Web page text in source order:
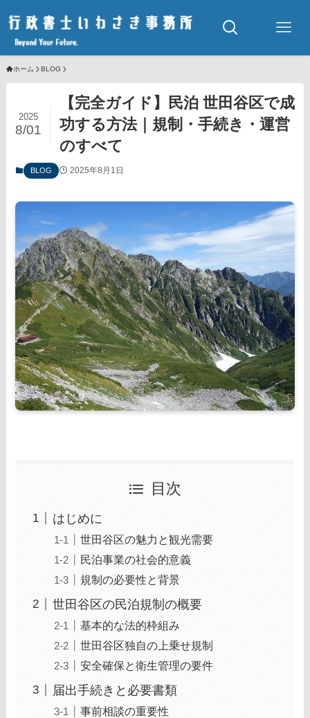
ホーム BLOG
【完全ガイド】民泊 世田谷区で成
功する方法｜規制・手続き・運営
のすべて
2025
8/01
BLOG 2025年8月1日
目次
はじめに
世田谷区の魅力と観光需要
民泊事業の社会的意義
規制の必要性と背景
世田谷区の民泊規制の概要
基本的な法的枠組み
世田谷区独自の上乗せ規制
安全確保と衛生管理の要件
届出手続きと必要書類
事前相談の重要性